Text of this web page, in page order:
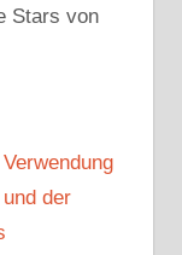
Stars von